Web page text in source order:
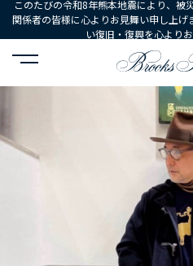
このたびの令和8年熊本地震により、被
関係者の皆様に心よりお見舞い申し上
い復旧・復興を心より
HOME コーディネート コーデ